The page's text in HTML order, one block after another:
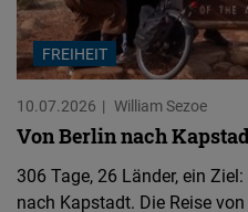
FREIHEIT
10.07.2026 William Sezoe
Von Berlin nach
306 Tage, 26 Länder, ein
nach Kapstadt. Die Reise